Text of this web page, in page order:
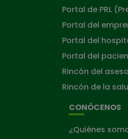
Portal de PRL
Portal del
Portal del
Portal del
Rincón del
Rincón de la
CONÓCENOS
¿Quiénes